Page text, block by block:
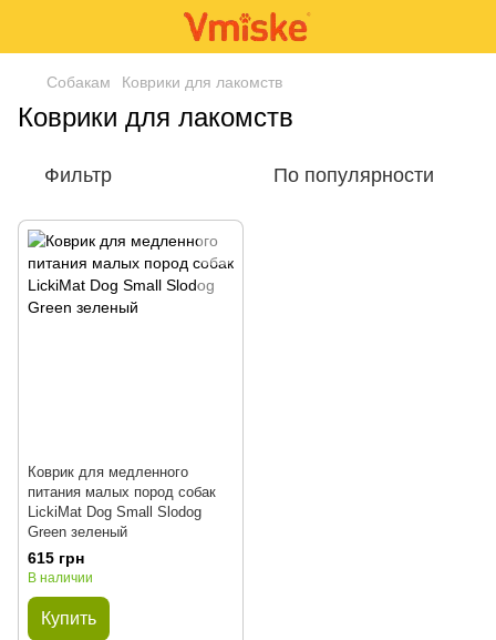
Собакам Коврики для лакомств
Коврики для лакомств
Фильтр По популярности
Коврик для медленного
питания малых пород собак
LickiMat Dog Small Slodog
Green зеленый
615 грн
В наличии
Купить